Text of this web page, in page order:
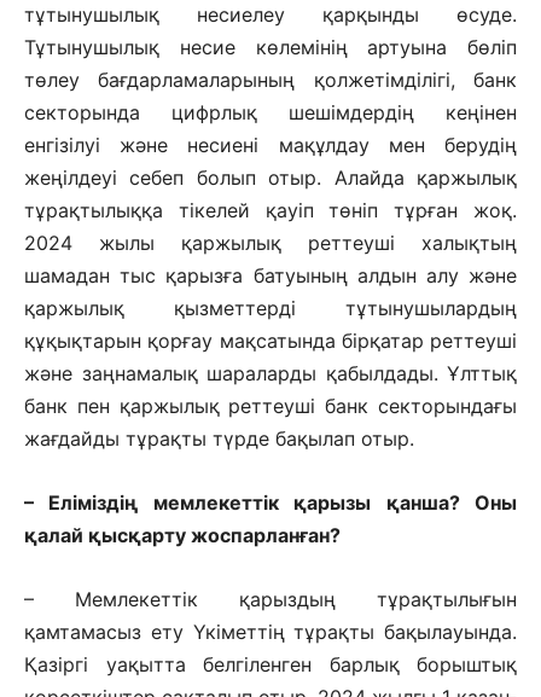
тұтынушылық несиелеу қарқынды өсуде.
Тұтынушылық несие көлемінің артуына бөліп
төлеу бағдарламаларының қолжетімділігі, банк
секторында цифрлық шешімдердің кеңінен
енгізілуі және несиені мақұлдау мен берудің
жеңілдеуі себеп болып отыр. Алайда қаржылық
тұрақтылыққа тікелей қауіп төніп тұрған жоқ.
2024 жылы қаржылық реттеуші халықтың
шамадан тыс қарызға батуының алдын алу және
қаржылық қызметтерді тұтынушылардың
құқықтарын қорғау мақсатында бірқатар реттеуші
және заңнамалық шараларды қабылдады. Ұлттық
банк пен қаржылық реттеуші банк секторындағы
жағдайды тұрақты түрде бақылап отыр.
– Еліміздің мемлекеттік қарызы қанша? Оны
қалай қысқарту жос­пар­ланған?
– Мемлекеттік қарыздың тұрақ­ты­лығын
қамтамасыз ету Үкіметтің тұрақты бақылауында.
Қазіргі уақыт­та белгіленген барлық борыштық